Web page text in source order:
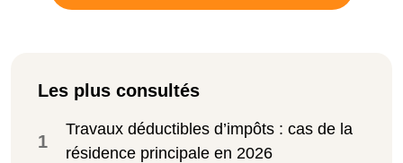
Les plus consultés
1
Travaux déductibles d’impôts : cas de la
résidence principale en 2026